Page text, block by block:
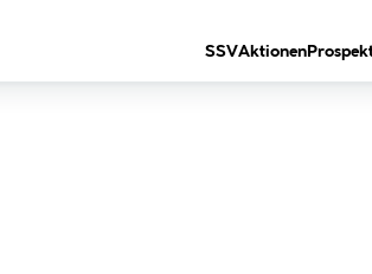
SSVAktionen